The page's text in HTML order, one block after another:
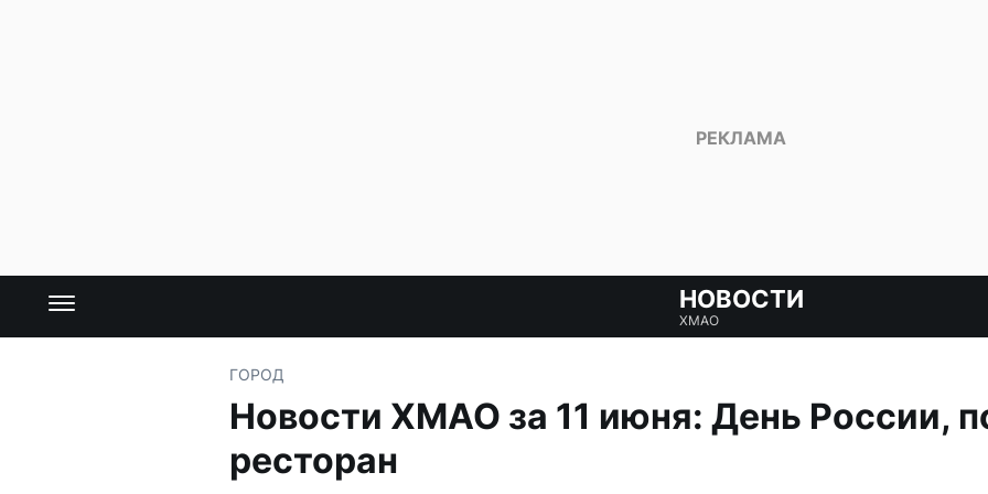
НОВОСТИ
ХМАО
ГОРОД
Новости ХМАО за 11 июня: День России,
ресторан